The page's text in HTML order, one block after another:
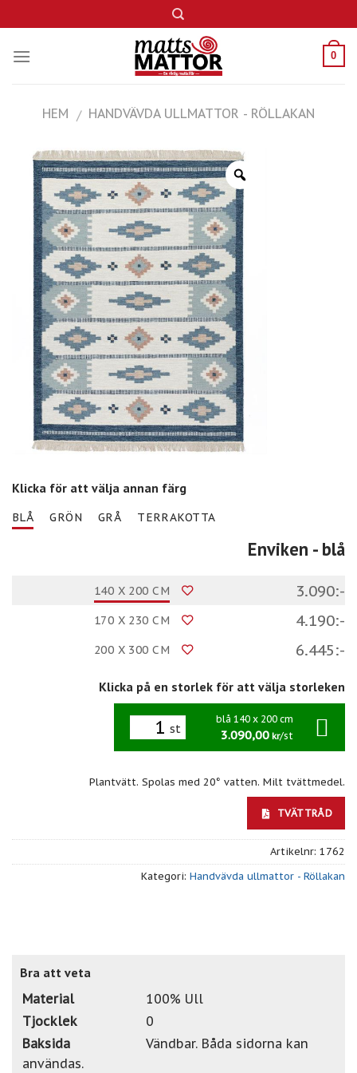
to
content
0
HEM / HANDVÄVDA ULLMATTOR - RÖLLAKAN
Klicka för att välja annan färg
BLÅ GRÖN GRÅ TERRAKOTTA
Enviken - blå
140 X 200 CM 3.090:-
170 X 230 CM 4.190:-
200 X 300 CM 6.445:-
Klicka på en storlek för att välja storleken
st
blå 140 x 200 cm
3.090,00 kr/st
Plantvätt. Spolas med 20° vatten. Milt tvättmedel.
TVÄTTRÅD
Artikelnr: 1762
Kategori: Handvävda ullmattor - Röllakan
Bra att veta
Material
100% Ull
Tjocklek
0
Baksida
Vändbar. Båda sidorna kan
användas.